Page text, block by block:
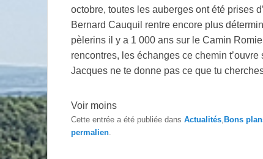
octobre, toutes les auberges ont été prises
Bernard Cauquil rentre encore plus
pèlerins il y a 1 000 ans sur le Camin
rencontres, les échanges ce chemin
Jacques ne te donne pas ce que tu
Voir moins
Cette entrée a été publiée dans Actualités Bons
permalien